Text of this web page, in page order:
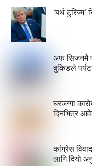
‘बर्थ
अफ सिजनमै
बुकिङले
घरजग्गा
दिनभित्र
कांग्रेस
लागि दियो